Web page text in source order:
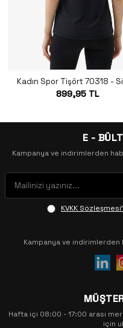
Kadın Spor Tişört 70318 -
899,95 TL
E -
Kampanya ve indirimlerden
KVKK
Kampanya ve
Hafta içi 08:00 - 17:00 arası
için